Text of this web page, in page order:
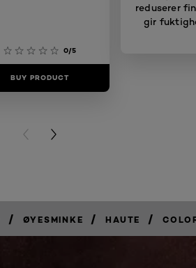
0/5
BUY PRODUCT
reduserer
gir
PREVIOUS CARD
NEXT CARD
/ ØYESMINKE / HAUTE /